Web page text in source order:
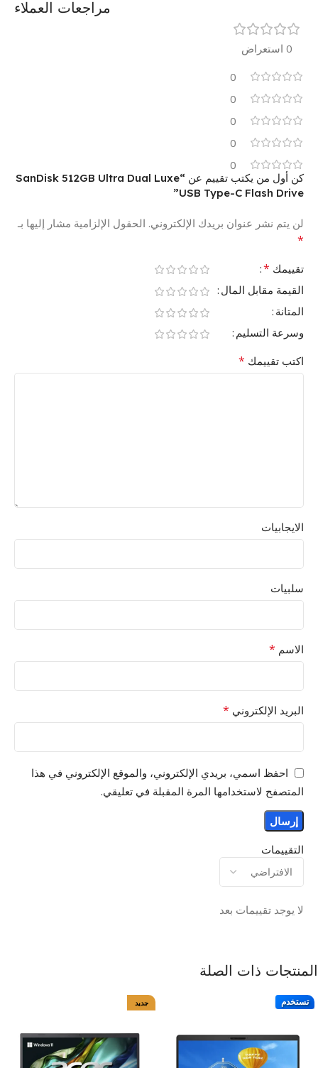
مراجعات العملاء
0 استعراض
0
0
0
0
0
التقييمات
لا يوجد تقييمات بعد
كن أول من يكتب تقييم عن “SanDisk 512GB Ultra Dual Luxe
USB Type-C Flash Drive”
لن يتم نشر عنوان بريدك الإلكتروني. الحقول الإلزامية مشار إليها بـ
*
تقييمك *
القيمة مقابل المال
المتانة
وسرعة التسليم
اكتب تقييمك *
الايجابيات
سلبيات
الاسم *
البريد الإلكتروني *
احفظ اسمي، بريدي الإلكتروني، والموقع الإلكتروني في هذا
المتصفح لاستخدامها المرة المقبلة في تعليقي.
المنتجات ذات الصلة
تستخدم جديد